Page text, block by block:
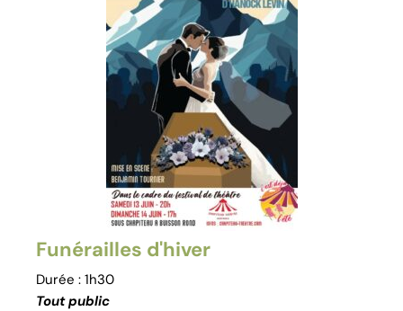
Funérailles d'hiver
Durée : 1h30
Tout public